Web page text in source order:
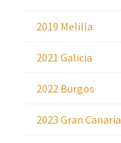
2019 Melilla
2021 Galicia
2022 Burgos
2023 Gran Canaria